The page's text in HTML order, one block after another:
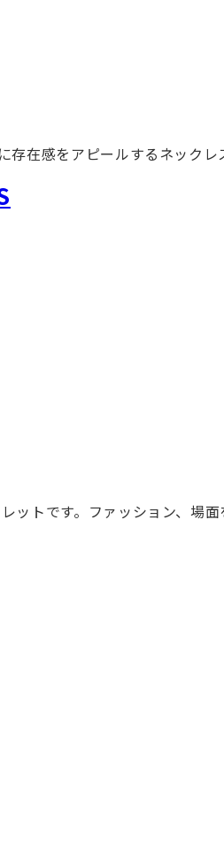
存在感をアピールするネック
ットです。ファッション、場